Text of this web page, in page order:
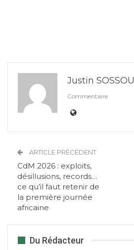
Justin SOSSOU
Commentaire
ARTICLE PRÉCÉDENT
CdM 2026 : exploits,
désillusions, records…
ce qu’il faut retenir de
la première journée
africaine
Du Rédacteur